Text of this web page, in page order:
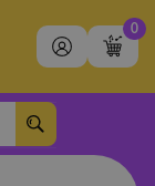
0